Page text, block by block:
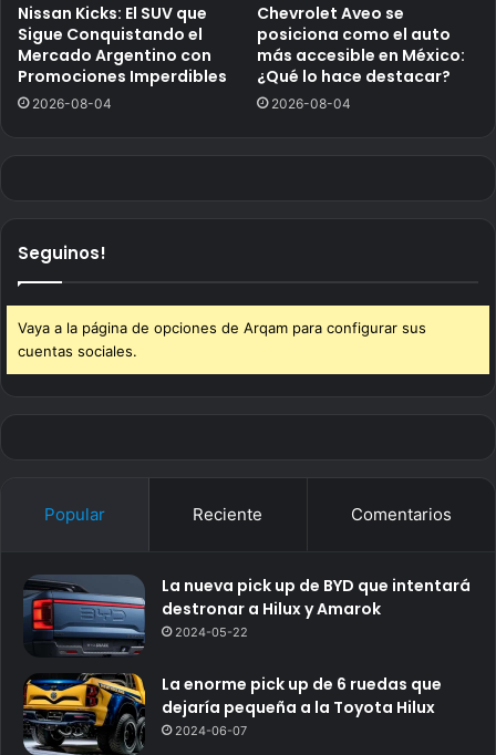
Nissan Kicks: El SUV que
Sigue Conquistando el
Mercado Argentino con
Promociones Imperdibles
2026-08-04
Chevrolet Aveo se
posiciona como el auto
más accesible en México:
¿Qué lo hace destacar?
2026-08-04
Seguinos!
Vaya a la página de opciones de Arqam para configurar sus
cuentas sociales.
Popular Reciente Comentarios
La nueva pick up de BYD que intentará
destronar a Hilux y Amarok
2024-05-22
La enorme pick up de 6 ruedas que
dejaría pequeña a la Toyota Hilux
2024-06-07